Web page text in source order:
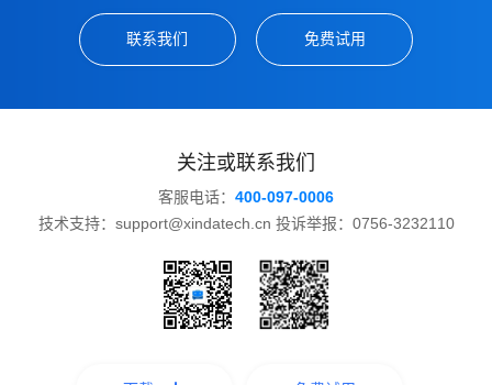
联系我们 免费试用
关注或联系我们
客服电话： 400-097-0006
技术支持：support@xindatech.cn 投诉举报：0756-3232110